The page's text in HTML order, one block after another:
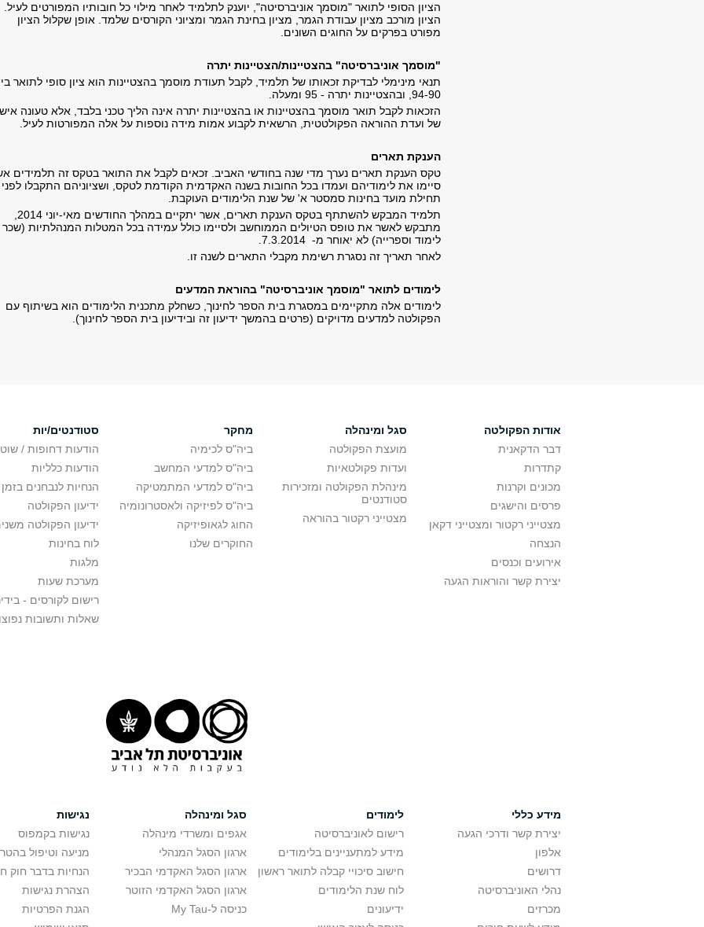
הציון הסופי לתואר "מוסמך אוניברסיטה", יוענק לתלמיד לאחר מילוי כל חובותיו המפורטים לעיל.
הציון מורכב מציון עבודת הגמר, מציון בחינת הגמר ומציוני הקורסים שלמד. אופן שקלול הציון
מפורט בפרקים על החוגים השונים.
"מוסמך אוניברסיטה" בהצטיינות/הצטיינות יתרה
תנאי מינימלי לבדיקת זכאותו של תלמיד, לקבל תעודת מוסמך בהצטיינות הוא ציון סופי לתואר
94-90, ובהצטיינות יתרה - 95 ומעלה.
הזכאות לקבל תואר מוסמך בהצטיינות או בהצטיינות יתרה אינה הליך טכני בלבד, אלא טעונה
של ועדת ההוראה הפקולטטית, הרשאית לקבוע אמות מידה נוספות על אלה המפורטות לעיל.
הענקת תארים
טקס הענקת תארים נערך מדי שנה בחודשי האביב. זכאים לקבל את התואר בטקס זה תלמידים
סיימו את לימודיהם ועמדו בכל החובות בשנה האקדמית הקודמת לטקס, ושציוניהם התקבלו לפני
תחילת מועד בחינות סמסטר א' של שנת הלימודים העוקבת.
מתבקש לאשר את טופס הטיולים הממוחשב ולסיימו כולל עמידה בכל המטלות המנהלתיות (שכר
לימוד וספרייה) לא יאוחר מ- 7.3.2014.
לאחר תאריך זה נסגרת רשימת מקבלי התארים לשנה זו.
לימודים לתואר "מוסמך אוניברסיטה" בהוראת המדעים
לימודים אלה מתקיימים במסגרת בית הספר לחינוך, כשחלק מתכנית הלימודים הוא בשיתוף עם
הפקולטה למדעים מדויקים (פרטים בהמשך ידיעון זה ובידיעון בית הספר לחינוך).
אודות הפקולטה
דבר הדקאנית
קתדרות
מכונים וקרנות
פרסים והישגים
מצטייני רקטור ומצטייני דקאן
הנצחה
אירועים וכנסים
יצירת קשר והוראות הגעה
סגל ומינהלה
מועצת הפקולטה
ועדות פקולטאיות
מינהלת הפקולטה ומזכירות
סטודנטים
מצטייני רקטור בהוראה
מחקר
ביה"ס לכימיה
ביה"ס למדעי המחשב
ביה"ס למדעי המתמטיקה
ביה"ס לפיזיקה ולאסטרונומיה
החוג לגאופיזיקה
החוקרים שלנו
סטודנטים/יות
הודעות דחופות /
הודעות כלליות
הנחיות לנבחנים
ידיעון הפקולטה
ידיעון הפקולטה
לוח בחינות
מלגות
מערכת שעות
רישום לקורסים -
שאלות ותשובות
מידע כללי
יצירת קשר ודרכי הגעה
אלפון
דרושים
נהלי האוניברסיטה
מכרזים
לימודים
רישום לאוניברסיטה
מידע למתעניינים בלימודים
חישוב סיכויי קבלה לתואר ראשון
לוח שנת הלימודים
ידיעונים
סגל ומינהלה
אגפים ומשרדי מינהלה
ארגון הסגל המנהלי
ארגון הסגל האקדמי הבכיר
ארגון הסגל האקדמי הזוטר
כניסה ל-My Tau
נגישות
נגישות בקמפוס
מניעה וטיפול
הנחיות בדבר חוק
הצהרת נגישות
הגנת הפרטיות